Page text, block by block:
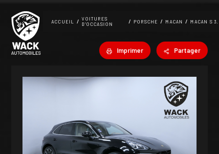
ACCUEIL
VOITURES
D'OCCASION
PORSCHE MACAN
Imprimer Partager